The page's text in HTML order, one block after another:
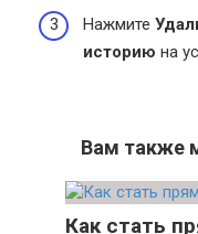
Нажмите
историю на
Вам также
Как стать